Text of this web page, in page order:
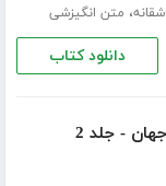
، متن انگیزشی
دانلود کتاب
- جلد 2